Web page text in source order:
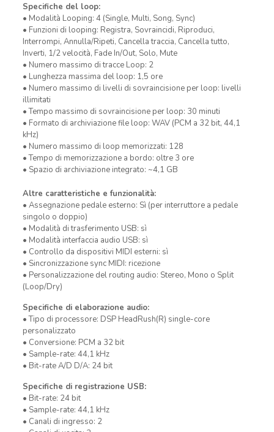
Specifiche del loop:
• Modalità Looping: 4 (Single, Multi, Song, Sync)
• Funzioni di looping: Registra, Sovraincidi, Riproduci,
Interrompi, Annulla/Ripeti, Cancella traccia, Cancella tutto,
Inverti, 1/2 velocità, Fade In/Out, Solo, Mute
• Numero massimo di tracce Loop: 2
• Lunghezza massima del loop: 1,5 ore
• Numero massimo di livelli di sovraincisione per loop: livelli
illimitati
• Tempo massimo di sovraincisione per loop: 30 minuti
• Formato di archiviazione file loop: WAV (PCM a 32 bit, 44,1
kHz)
• Numero massimo di loop memorizzati: 128
• Tempo di memorizzazione a bordo: oltre 3 ore
• Spazio di archiviazione integrato: ~4,1 GB
Altre caratteristiche e funzionalità:
• Assegnazione pedale esterno: Sì (per interruttore a pedale
singolo o doppio)
• Modalità di trasferimento USB: sì
• Modalità interfaccia audio USB: sì
• Controllo da dispositivi MIDI esterni: sì
• Sincronizzazione sync MIDI: ricezione
• Personalizzazione del routing audio: Stereo, Mono o Split
(Loop/Dry)
Specifiche di elaborazione audio:
• Tipo di processore: DSP HeadRush(R) single-core
personalizzato
• Conversione: PCM a 32 bit
• Sample-rate: 44,1 kHz
• Bit-rate A/D D/A: 24 bit
Specifiche di registrazione USB:
• Bit-rate: 24 bit
• Sample-rate: 44,1 kHz
• Canali di ingresso: 2